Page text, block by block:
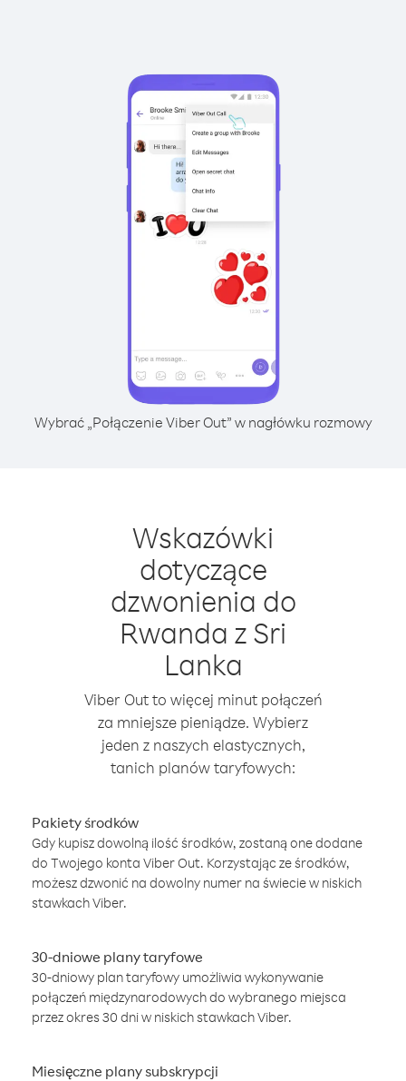
Wybrać „Połączenie Viber Out” w nagłówku rozmowy
Wskazówki
dotyczące
dzwonienia do
Rwanda z Sri
Lanka
Viber Out to więcej minut połączeń
za mniejsze pieniądze. Wybierz
jeden z naszych elastycznych,
tanich planów taryfowych:
Pakiety środków
Gdy kupisz dowolną ilość środków, zostaną one dodane
do Twojego konta Viber Out. Korzystając ze środków,
możesz dzwonić na dowolny numer na świecie w niskich
stawkach Viber.
30-dniowe plany taryfowe
30-dniowy plan taryfowy umożliwia wykonywanie
połączeń międzynarodowych do wybranego miejsca
przez okres 30 dni w niskich stawkach Viber.
Miesięczne plany subskrypcji